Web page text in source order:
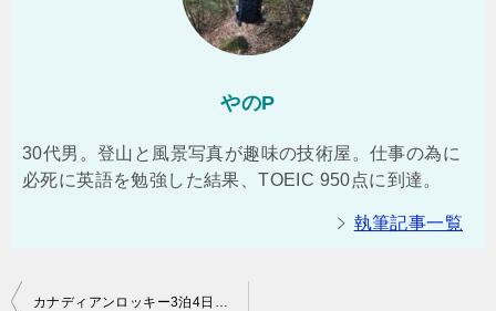
やのP
30代男。登山と風景写真が趣味の技術屋。仕事の為に
必死に英語を勉強した結果、TOEIC 950点に到達。
執筆記事一覧
投
カナディアンロッキー3泊4日縦走ドライブ（前半）